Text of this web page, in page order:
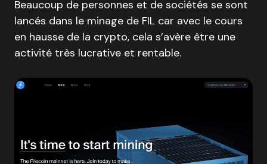
Beaucoup de personnes et de sociétés se sont
lancés dans le minage de FIL car avec le cours
en hausse de la crypto, cela s’avère être une
activité très lucrative et rentable.